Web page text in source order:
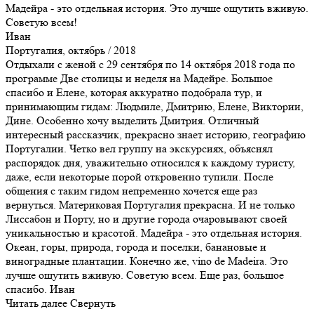
Мадейра - это отдельная история. Это лучше ощутить вживую.
Советую всем!
Иван
Португалия, октябрь / 2018
Отдыхали с женой с 29 сентября по 14 октября 2018 года по
программе Две столицы и неделя на Мадейре. Большое
спасибо и Елене, которая аккуратно подобрала тур, и
принимающим гидам: Людмиле, Дмитрию, Елене, Виктории,
Дине. Особенно хочу выделить Дмитрия. Отличный
интересный рассказчик, прекрасно знает историю, географию
Португалии. Четко вел группу на экскурсиях, объяснял
распорядок дня, уважительно относился к каждому туристу,
даже, если некоторые порой откровенно тупили. После
общения с таким гидом непременно хочется еще раз
вернуться. Материковая Португалия прекрасна. И не только
Лиссабон и Порту, но и другие города очаровывают своей
уникальностью и красотой. Мадейра - это отдельная история.
Океан, горы, природа, города и поселки, банановые и
виноградные плантации. Конечно же, vino de Madeira. Это
лучше ощутить вживую. Советую всем. Еще раз, большое
спасибо. Иван
Читать далее Свернуть